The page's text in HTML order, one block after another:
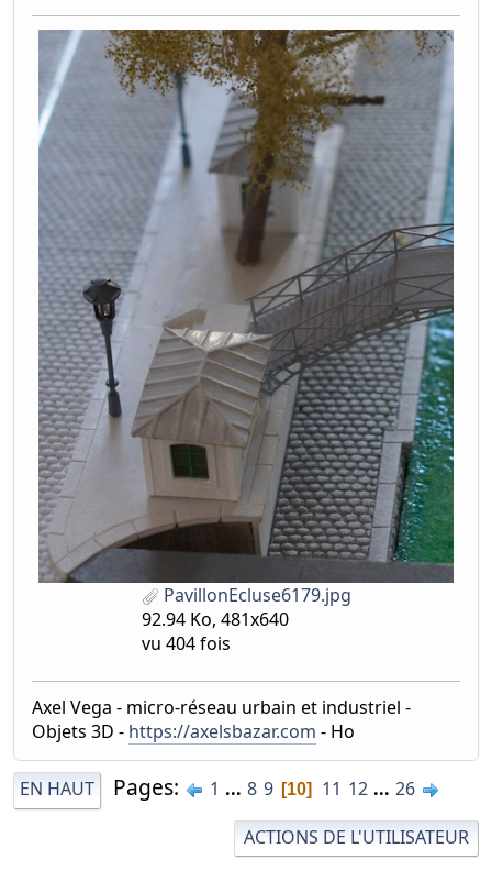
PavillonEcluse6179.jpg
92.94 Ko, 481x640
vu 404 fois
Axel Vega - micro-réseau urbain et industriel -
Objets 3D - https://axelsbazar.com - Ho
EN HAUT Pages 1 ... 8 9 10 11 12 ... 26
ACTIONS DE L'UTILISATEUR